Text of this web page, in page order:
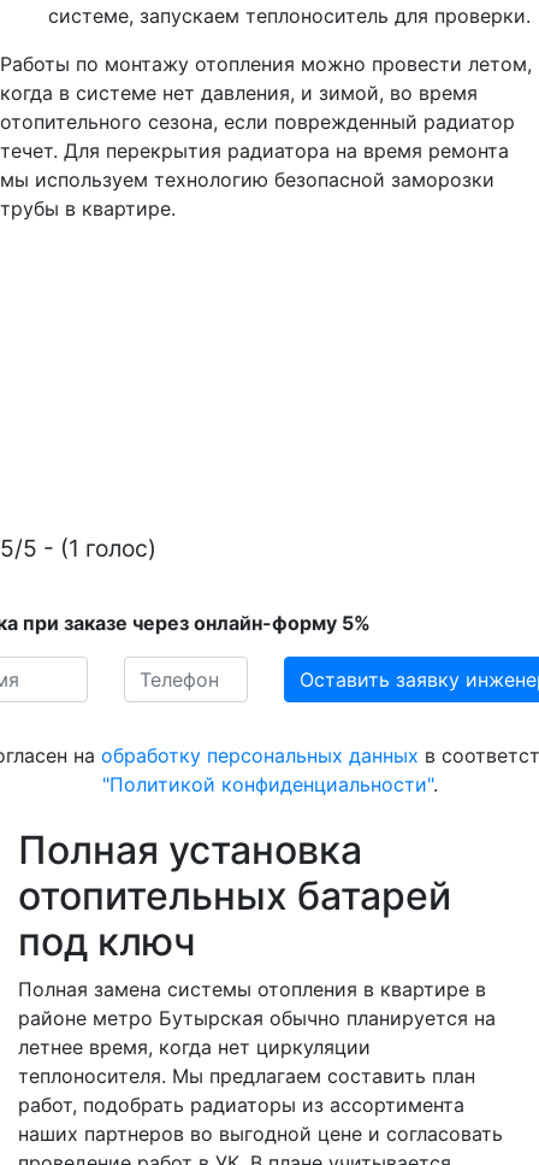
системе, запускаем теплоноситель для проверки.
Работы по монтажу отопления можно провести летом,
когда в системе нет давления, и зимой, во время
отопительного сезона, если поврежденный радиатор
течет. Для перекрытия радиатора на время ремонта
мы используем технологию безопасной заморозки
трубы в квартире.
5/5 - (1 голос)
при заказе через онлайн-форму 5%
на обработку персональных данных в
"Политикой конфиденциальности".
Полная установка
отопительных батарей
под ключ
Полная замена системы отопления в квартире в
районе метро Бутырская обычно планируется на
летнее время, когда нет циркуляции
теплоносителя. Мы предлагаем составить план
работ, подобрать радиаторы из ассортимента
наших партнеров во выгодной цене и согласовать